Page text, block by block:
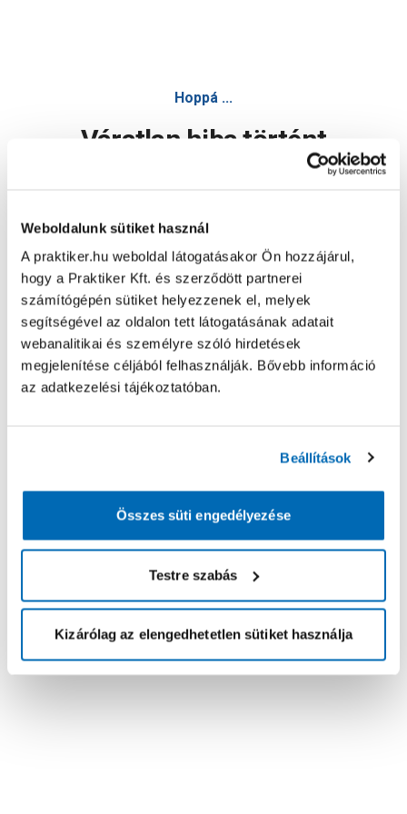
Weboldalunk sütiket használ
A praktiker.hu weboldal látogatásakor Ön hozzájárul,
hogy a Praktiker Kft. és szerződött partnerei
számítógépén sütiket helyezzenek el, melyek
segítségével az oldalon tett látogatásának adatait
webanalitikai és személyre szóló hirdetések
megjelenítése céljából felhasználják. Bővebb információ
az adatkezelési tájékoztatóban.
Beállítások
Összes süti engedélyezése
Testre szabás
Kizárólag az elengedhetetlen sütiket használja
Hoppá ...
Váratlan hiba történt
Oldal újratöltése